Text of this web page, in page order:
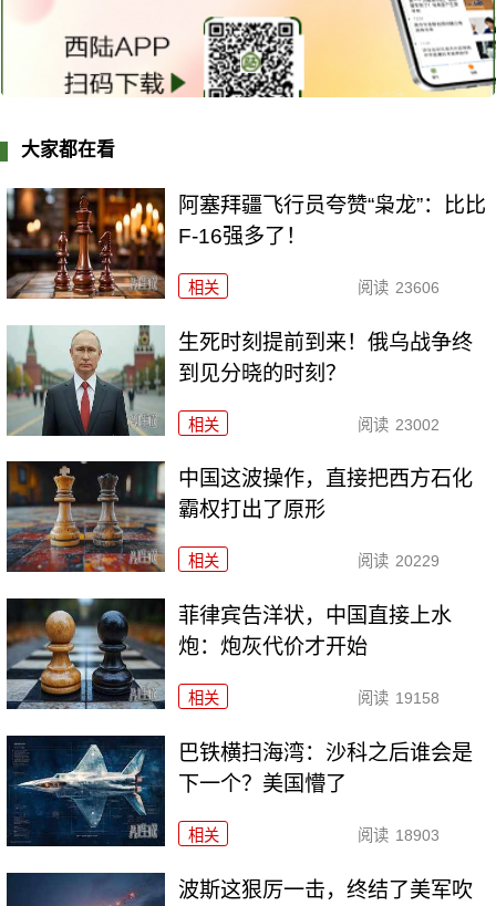
大家都在看
阿塞拜疆飞行员夸赞“枭龙”：比比
F-16强多了！
相关 阅读 23606
生死时刻提前到来！俄乌战争终
到见分晓的时刻？
相关 阅读 23002
中国这波操作，直接把西方石化
霸权打出了原形
相关 阅读 20229
菲律宾告洋状，中国直接上水
炮：炮灰代价才开始
相关 阅读 19158
巴铁横扫海湾：沙科之后谁会是
下一个？美国懵了
相关 阅读 18903
波斯这狠厉一击，终结了美军吹